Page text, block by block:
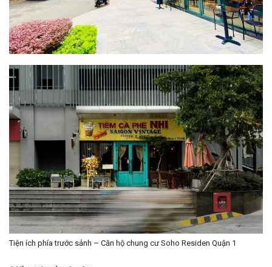
Tiện ích phía trước sảnh – Căn hộ chung cư Soho Residen Quận 1